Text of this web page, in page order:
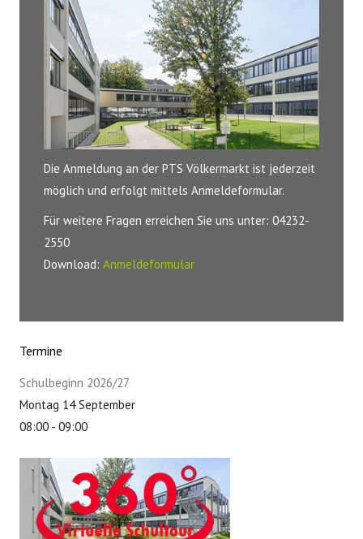
Die Anmeldung an der PTS Völkermarkt ist jederzeit
möglich und erfolgt mittels Anmeldeformular.
Für weitere Fragen erreichen Sie uns unter: 04232-
2550
Download: Anmeldeformular
Termine
Schulbeginn 2026/27
Montag 14 September
08:00 - 09:00